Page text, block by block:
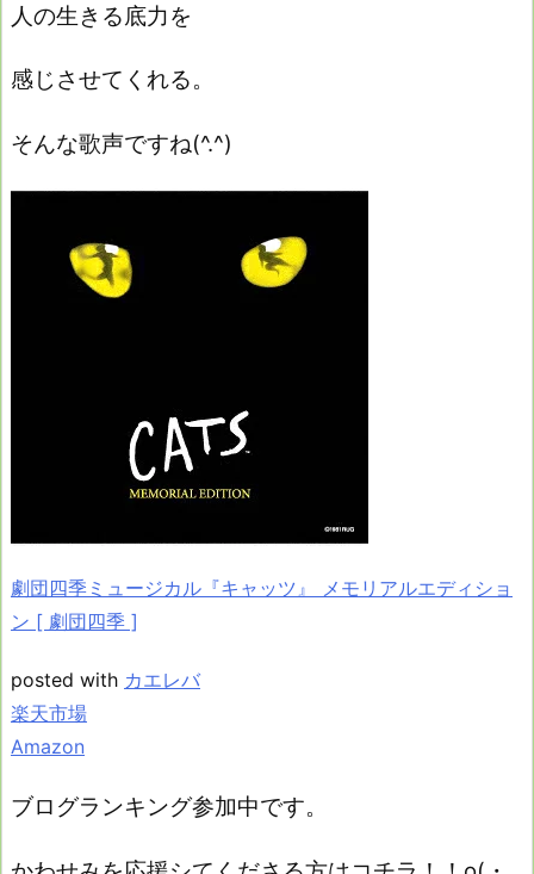
人の生きる底力を
感じさせてくれる。
そんな歌声ですね(^.^)
劇団四季ミュージカル『キャッツ』 メモリアルエディショ
ン [ 劇団四季 ]
posted with カエレバ
楽天市場
Amazon
ブログランキング参加中です。